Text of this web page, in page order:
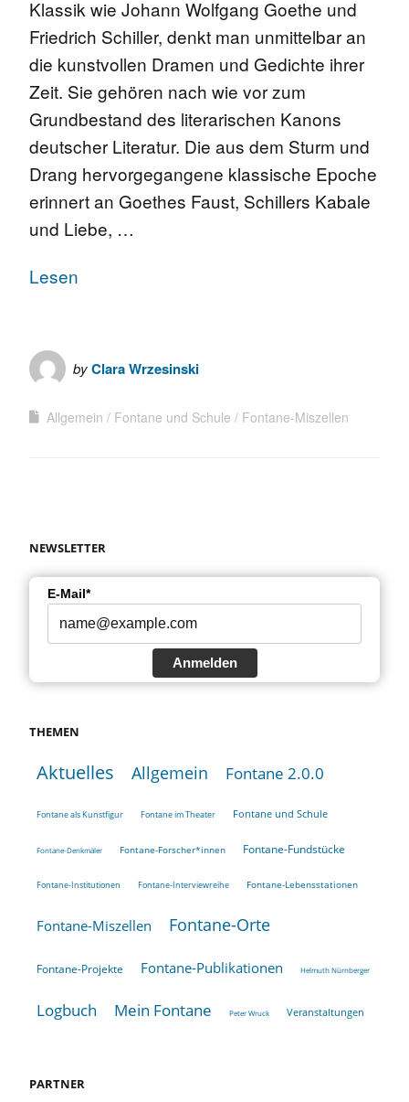
Klassik wie Johann Wolfgang Goethe und
Friedrich Schiller, denkt man unmittelbar an
die kunstvollen Dramen und Gedichte ihrer
Zeit. Sie gehören nach wie vor zum
Grundbestand des literarischen Kanons
deutscher Literatur. Die aus dem Sturm und
Drang hervorgegangene klassische Epoche
erinnert an Goethes Faust, Schillers Kabale
und Liebe, …
Lesen
byClara Wrzesinski
Allgemein Fontane und Schule Fontane-Miszellen
NEWSLETTER
E-Mail*
Anmelden
THEMEN
Aktuelles Allgemein Fontane 2.0.0
Fontane als Kunstfigur Fontane im Theater Fontane und Schule
Fontane-Denkmäler Fontane-Forscher*innen Fontane-Fundstücke
Fontane-Institutionen Fontane-Interviewreihe Fontane-Lebensstationen
Fontane-Miszellen Fontane-Orte
Fontane-Projekte Fontane-Publikationen Helmuth Nürnberger
Logbuch Mein Fontane Peter Wruck Veranstaltungen
PARTNER